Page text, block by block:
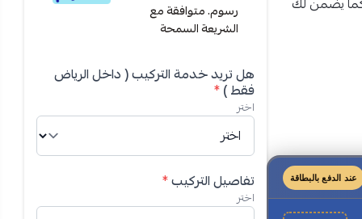
هذا المكيف
عند الدفع بالبطاقة
رسوم. متوافقة مع
الشريعة السمحة
هل تريد خدمة التركيب ( داخل الرياض
فقط )*
اختر
تفاصيل التركيب*
اختر